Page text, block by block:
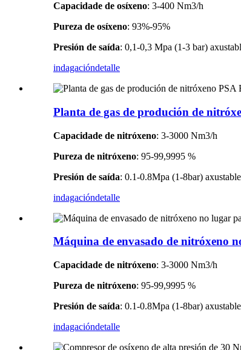
Capacidade de osíxeno: 3-400 Nm3/h
Pureza de osíxeno: 93%-95%
Presión de saída: 0,1-0,3 Mpa (1-3 bar)
indagacióndetalle
Planta de gas de produción de
Capacidade de nitróxeno: 3-3000 Nm3/h
Pureza de nitróxeno: 95-99,9995 %
Presión de saída: 0.1-0.8Mpa (1-8bar)
indagacióndetalle
Máquina de envasado de nitróxeno
Capacidade de nitróxeno: 3-3000 Nm3/h
Pureza de nitróxeno: 95-99,9995 %
Presión de saída: 0.1-0.8Mpa (1-8bar)
indagacióndetalle